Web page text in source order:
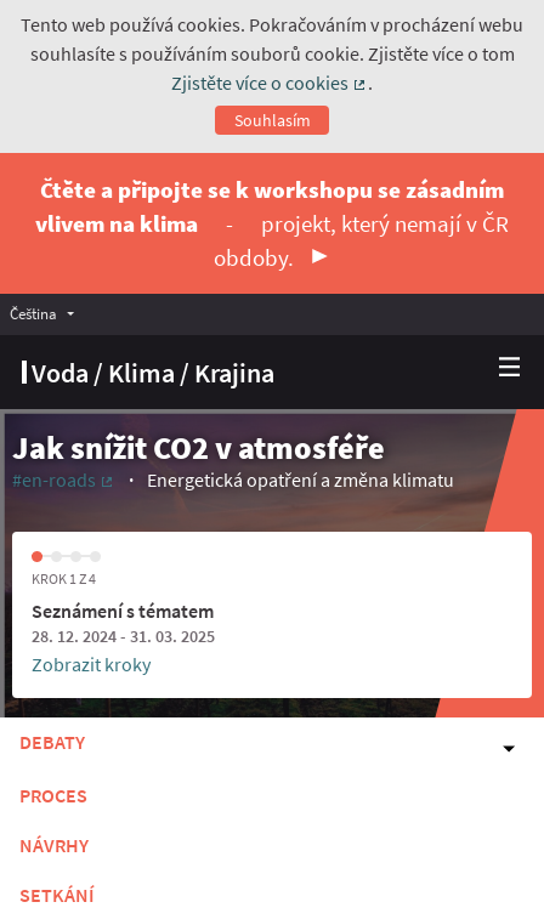
Tento web používá cookies. Pokračováním v procházení webu
souhlasíte s používáním souborů cookie. Zjistěte více o tom
Zjistěte více o cookies
.
Souhlasím
Čtěte a připojte se k workshopu se zásadním
vlivem na klima
-
projekt, který nemají v ČR
obdoby.
Voda / Klima / Krajina
Čeština Vyberte jazyk
Jak snížit CO2 v atmosféře
#en-roads
(Externí odkaz)
Energetická opatření a změna klimatu
KROK 1 Z 4
Seznámení s tématem
28. 12. 2024 - 31. 03. 2025
Zobrazit kroky
DEBATY
PROCES
NÁVRHY
SETKÁNÍ